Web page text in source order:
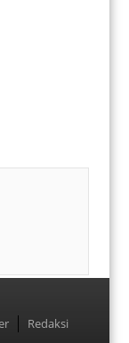
Redaksi